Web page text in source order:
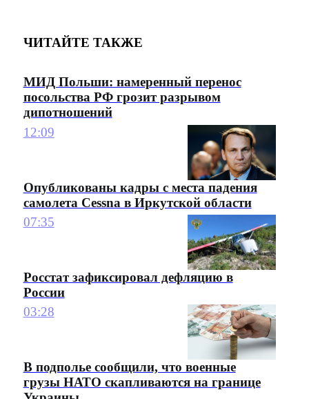
ЧИТАЙТЕ ТАКЖЕ
МИД Польши: намеренный перенос
посольства РФ грозит разрывом
дипотношений
12:09
Опубликованы кадры с места падения
самолета Cessna в Иркутской области
07:35
Росстат зафиксировал дефляцию в
России
03:28
В подполье сообщили, что военные
грузы НАТО скапливаются на границе